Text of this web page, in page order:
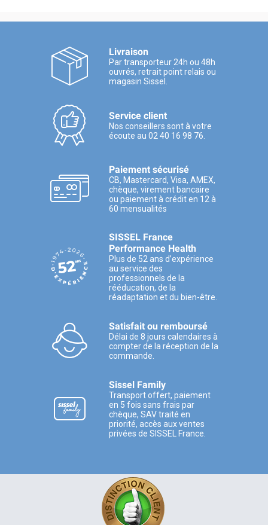
Livraison
Par transporteur 24h ou 48h
ouvrés, retrait point relais ou
magasin Sissel.
Service client
Nos conseillers sont à votre
écoute au 02 40 16 98 76.
Paiement sécurisé
CB, Mastercard, Visa, AMEX,
chèque, virement bancaire
ou paiement à crédit en 12 à
60 mensualités
SISSEL France
Performance Health
Plus de 52 ans d’expérience
au service des
professionnels de la
rééducation, de la
réadaptation et du bien-être.
Satisfait ou remboursé
Délai de 8 jours calendaires à
compter de la réception de la
commande.
Sissel Family
Transport offert, paiement
en 5 fois sans frais par
chèque, SAV traité en
priorité, accès aux ventes
privées de SISSEL France.